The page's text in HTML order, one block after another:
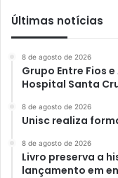
Últimas notícias
8 de agosto de 2026
Grupo Entre Fios
Hospital Santa
8 de agosto de 2026
Unisc realiza
8 de agosto de 2026
Livro preserva a
lançamento em